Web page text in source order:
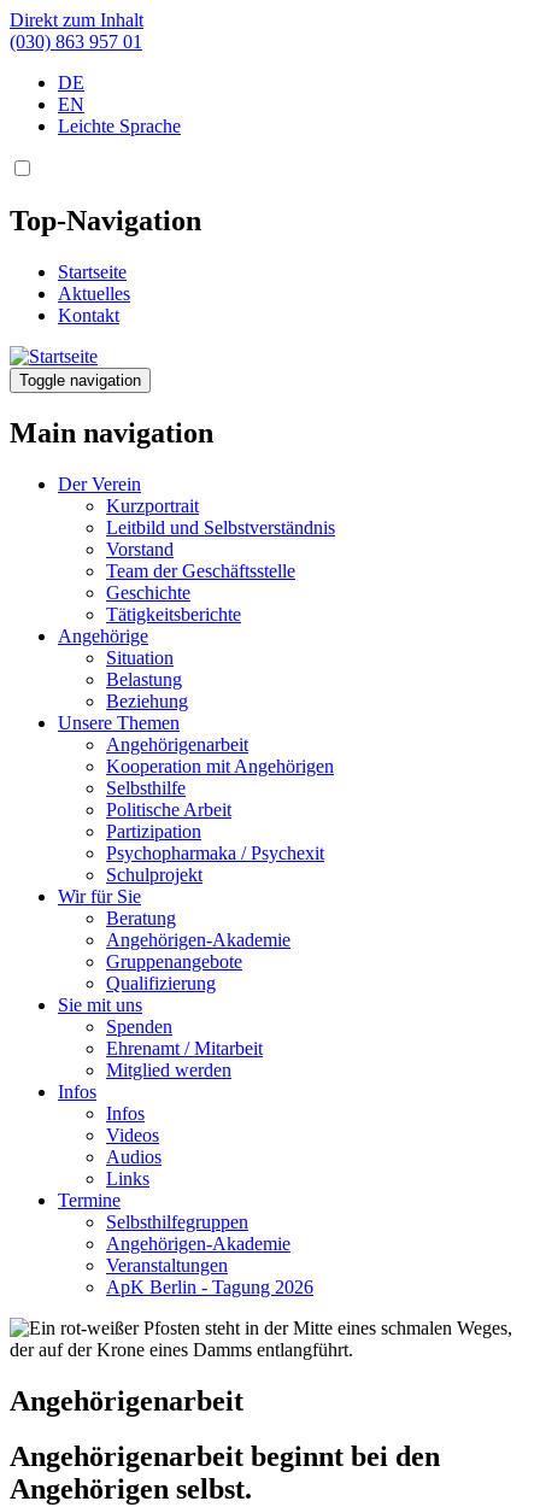
Direkt zum Inhalt
(030) 863 957 01
DE
EN
Leichte Sprache
Top-Navigation
Startseite
Aktuelles
Kontakt
Toggle navigation
Main navigation
Der Verein
Kurzportrait
Leitbild und Selbstverständnis
Vorstand
Team der Geschäftsstelle
Geschichte
Tätigkeitsberichte
Angehörige
Situation
Belastung
Beziehung
Unsere Themen
Angehörigenarbeit
Kooperation mit Angehörigen
Selbsthilfe
Politische Arbeit
Partizipation
Psychopharmaka / Psychexit
Schulprojekt
Wir für Sie
Beratung
Angehörigen-Akademie
Gruppenangebote
Qualifizierung
Sie mit uns
Spenden
Ehrenamt / Mitarbeit
Mitglied werden
Infos
Infos
Videos
Audios
Links
Termine
Selbsthilfegruppen
Angehörigen-Akademie
Veranstaltungen
ApK Berlin - Tagung 2026
Angehörigenarbeit
Angehörigenarbeit beginnt bei den
Angehörigen selbst.